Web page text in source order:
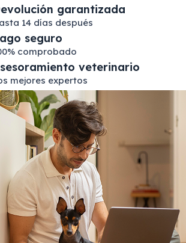
garantizada
14 días después
seguro
comprobado
veterinario
mejores expertos
Search products